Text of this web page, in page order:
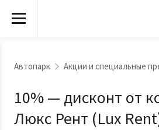
Автопарк Акции и специальные
10% — дисконт от
Люкс Рент (Lux